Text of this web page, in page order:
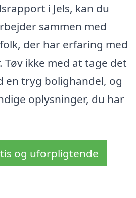
i Jels, kan du
sammen med
der har erfaring med
Tøv ikke med at tage det
en tryg bolighandel, og
oplysninger, du har
og uforpligtende